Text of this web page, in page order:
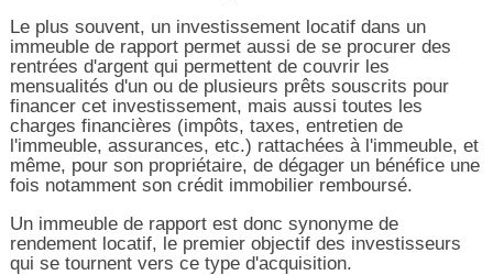
Le plus souvent, un investissement locatif dans un
immeuble de rapport permet aussi de se procurer des
rentrées d'argent qui permettent de couvrir les
mensualités d'un ou de plusieurs prêts souscrits pour
financer cet investissement, mais aussi toutes les
charges financières (impôts, taxes, entretien de
l'immeuble, assurances, etc.) rattachées à l'immeuble, et
même, pour son propriétaire, de dégager un bénéfice une
fois notamment son crédit immobilier remboursé.
Un immeuble de rapport est donc synonyme de
rendement locatif, le premier objectif des investisseurs
qui se tournent vers ce type d'acquisition.